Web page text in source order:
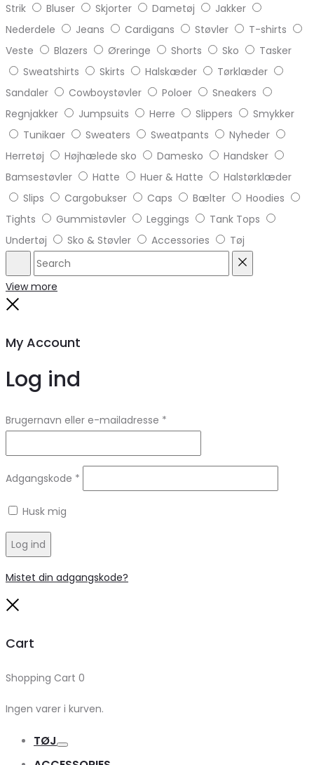
Strik
Bluser Skjorter Dametøj
Jakker
Nederdele
Jeans Cardigans Støvler
T-shirts
Veste
Blazers Øreringe Shorts Sko
Tasker
Sweatshirts
Skirts Halskæder
Tørklæder
Sandaler
Cowboystøvler Poloer
Sneakers
Regnjakker
Jumpsuits Herre Slippers
Smykker
Tunikaer
Sweaters Sweatpants
Nyheder
Herretøj
Højhælede sko Damesko
Handsker
Bamsestøvler
Hatte Huer & Hatte
Halstørklæder
Slips
Cargobukser Caps Bælter
Hoodies
Tights
Gummistøvler Leggings
Tank Tops
Undertøj
Sko & Støvler Accessories Tøj
Search
View more
My Account
Log ind
Brugernavn eller e-mailadresse *
Adgangskode *
Husk mig
Log ind
Mistet din adgangskode?
Cart
Shopping Cart 0
Ingen varer i kurven.
TØJ